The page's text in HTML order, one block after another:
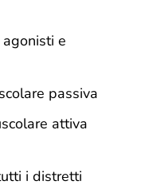
e
passiva
attiva
i distretti